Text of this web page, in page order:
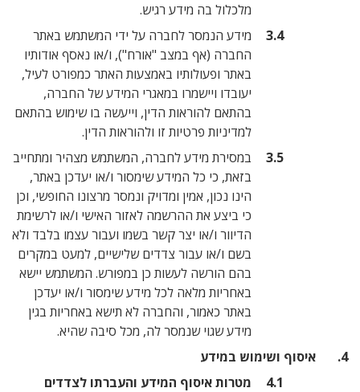
מלכלול בה מידע רגיש.
מידע הנמסר לחברה על ידי המשתמש באתר
החברה (אף במצב "אורח"), ו/או נאסף אודותיו
באתר ופעולותיו באמצעות האתר כמפורט לעיל,
יעובדו ויישמרו במאגרי המידע של החברה,
בהתאם להוראות הדין, וייעשה בו שימוש בהתאם
למדיניות פרטיות זו ולהוראות הדין.
במסירת מידע לחברה, המשתמש מצהיר ומתחייב
בזאת, כי כל המידע שימסור ו/או יעדכן באתר,
הינו נכון, אמין ומדויק ונמסר מרצונו החופשי, וכן
כי ביצע את ההרשמה לאזור האישי ו/או לרשימת
הדיוור ו/או יצר קשר בשמו ועבור עצמו בלבד ולא
בשם ו/או עבור צדדים שלישיים, למעט במקרים
בהם הורשה לעשות כן במפורש. המשתמש יישא
באחריות מלאה לכל מידע שימסור ו/או יעדכן
באתר כאמור, והחברה לא תישא באחריות בגין
מידע שגוי שנמסר לה, מכל סיבה שהיא.
במידע
מטרות איסוף המידע והעברתו לצדדים